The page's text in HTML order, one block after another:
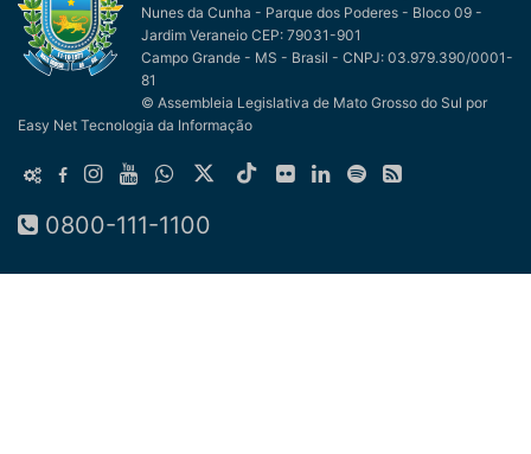
Nunes da Cunha - Parque dos Poderes - Bloco 09 -
Jardim Veraneio CEP: 79031-901
Campo Grande - MS - Brasil - CNPJ: 03.979.390/0001-
81
© Assembleia Legislativa de Mato Grosso do Sul por
Easy Net Tecnologia da Informação
0800-111-1100